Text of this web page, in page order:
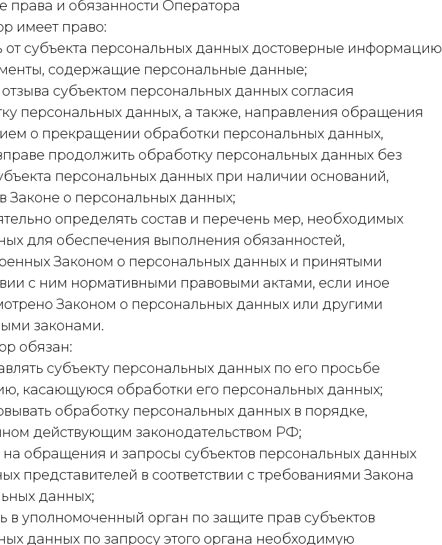
права и обязанности Оператора
имеет право:
от субъекта персональных данных достоверные информацию
содержащие персональные данные;
субъектом персональных данных согласия
персональных данных, а также, направления обращения
о прекращении обработки персональных данных,
продолжить обработку персональных данных без
персональных данных при наличии оснований,
Законе о персональных данных;
определять состав и перечень мер, необходимых
для обеспечения выполнения обязанностей,
Законом о персональных данных и принятыми
с ним нормативными правовыми актами, если иное
Законом о персональных данных или другими
законами.
обязан:
субъекту персональных данных по его просьбе
касающуюся обработки его персональных данных;
обработку персональных данных в порядке,
действующим законодательством РФ;
на обращения и запросы субъектов персональных данных
представителей в соответствии с требованиями Закона
данных;
в уполномоченный орган по защите прав субъектов
данных по запросу этого органа необходимую